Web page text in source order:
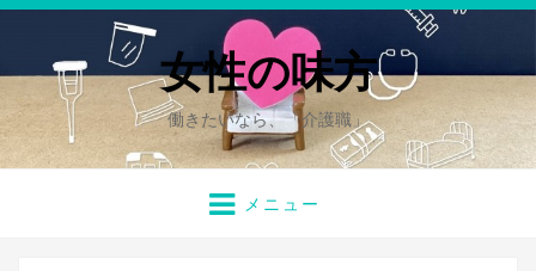
女性の味方
働きたいなら、「介護職」
メニュー